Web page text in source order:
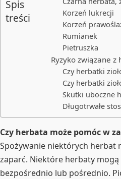
Spis
treści
Korzeń lukrecji
Korzeń
Rumianek
Pietruszka
Ryzyko związane z
Czy herbatki
Czy herbatki
Skutki uboczne
Długotrwałe
Czy herbata może pomóc w
Spożywanie niektórych herbat
zaparć. Niektóre herbaty
bezpośrednio lub pośrednio.